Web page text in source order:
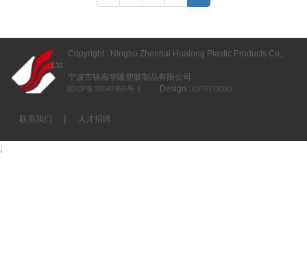
Copyright : Ningbo Zhenhai Hualong Plastic Products Co.,
Ltd.
宁波市镇海华隆塑胶制品有限公司
浙ICP备18047455号-1 Design : OFSTUDIO
联系我们 人才招聘
;